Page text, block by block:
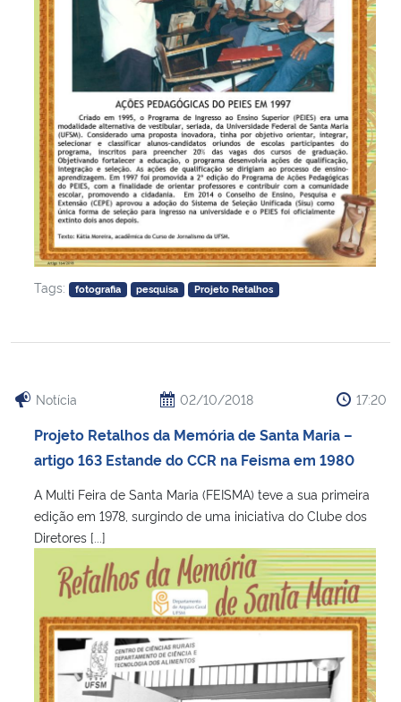
Tags: fotografia pesquisa Projeto Retalhos
Notícia 02/10/2018 17:20
Projeto Retalhos da Memória de Santa Maria –
artigo 163 Estande do CCR na Feisma em 1980
A Multi Feira de Santa Maria (FEISMA) teve a sua primeira
edição em 1978, surgindo de uma iniciativa do Clube dos
Diretores [...]